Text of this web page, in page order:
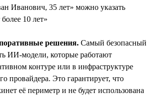
Иванович, 35 лет» можно указать
10 лет»
решения. Самый безопасный
ИИ-модели, которые работают
контуре или в инфраструктуре
провайдера. Это гарантирует, что
её периметр и не будет использована